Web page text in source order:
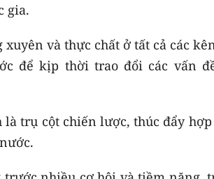
gia.
và thực chất ở tất cả các
để kịp thời trao đổi các vấn
trụ cột chiến lược, thúc đẩy hợp